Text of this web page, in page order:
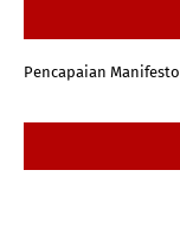
Pencapaian Manifesto